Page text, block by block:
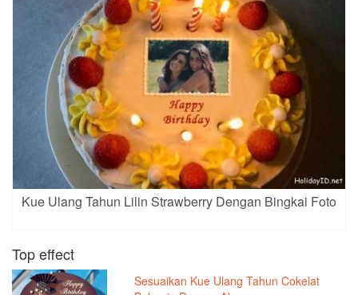
Kue Ulang Tahun Lilin Strawberry Dengan Bingkai Foto
Top effect
Sesuaikan Kue Ulang Tahun Cokelat